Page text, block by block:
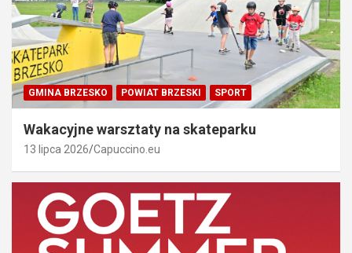
GMINA BRZESKO POWIAT BRZESKI SPORT
Wakacyjne warsztaty na skateparku
13 lipca 2026 Capuccino.eu